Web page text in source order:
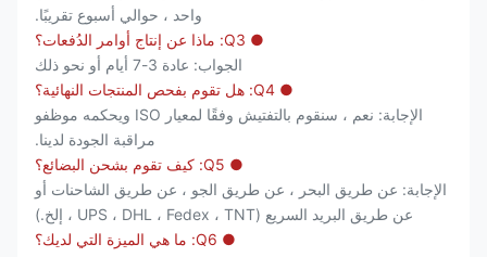
واحد ، حوالي أسبوع تقريبًا.
● Q3: ماذا عن إنتاج أوامر الدُفعات؟
الجواب: عادة 3-7 أيام أو نحو ذلك
● Q4: هل تقوم بفحص المنتجات النهائية؟
الإجابة: نعم ، سنقوم بالتفتيش وفقًا لمعيار ISO ويحكمه موظفو
مراقبة الجودة لدينا.
● Q5: كيف تقوم بشحن البضائع؟
الإجابة: عن طريق البحر ، عن طريق الجو ، عن طريق الشاحنات أو
عن طريق البريد السريع (UPS ، DHL ، Fedex ، TNT ، إلخ.)
● Q6: ما هي الميزة التي لديك؟